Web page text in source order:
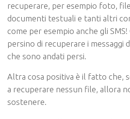
recuperare, per esempio foto,
documenti testuali e tanti altri
come per esempio anche gli SMS!
persino di recuperare i messaggi
che sono andati persi.
Altra cosa positiva è il fatto che,
a recuperare nessun file, allora
sostenere.